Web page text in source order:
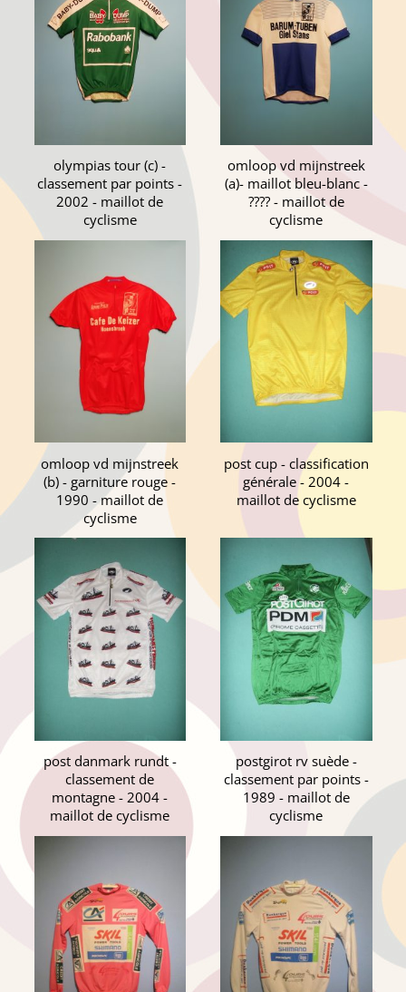
olympias tour (c) -
classement par points -
2002 - maillot de
cyclisme
omloop vd mijnstreek
(a)- maillot bleu-blanc -
???? - maillot de
cyclisme
omloop vd mijnstreek
(b) - garniture rouge -
1990 - maillot de
cyclisme
post cup - classification
générale - 2004 -
maillot de cyclisme
post danmark rundt -
classement de
montagne - 2004 -
maillot de cyclisme
postgirot rv suède -
classement par points -
1989 - maillot de
cyclisme